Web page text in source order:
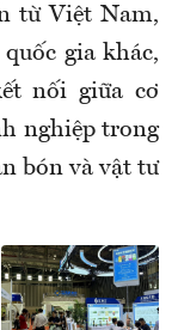
từ Việt Nam,
gia khác,
nối giữa cơ
nghiệp trong
bón và vật tư